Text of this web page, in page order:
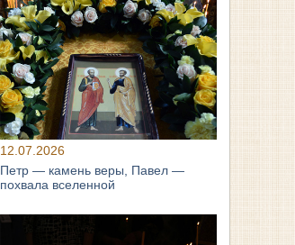
12.07.2026
Петр — камень веры, Павел —
похвала вселенной